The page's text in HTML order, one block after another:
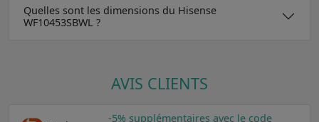
Quelles sont les dimensions du Hisense
WF10453SBWL ?
AVIS CLIENTS
-5% supplémentaires avec le code